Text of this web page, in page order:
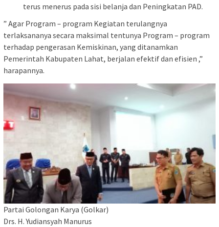
terus menerus pada sisi belanja dan Peningkatan PAD.
” Agar Program – program Kegiatan terulangnya
terlaksananya secara maksimal tentunya Program – program
terhadap pengerasan Kemiskinan, yang ditanamkan
Pemerintah Kabupaten Lahat, berjalan efektif dan efisien ,”
harapannya.
Partai Golongan Karya (Golkar)
Drs. H. Yudiansyah Manurus